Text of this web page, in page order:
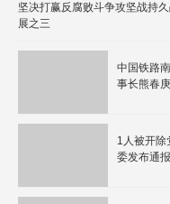
坚决打赢反腐败斗争攻坚战持
展之三
中国铁路
事长熊春
1人被开除
委发布通报